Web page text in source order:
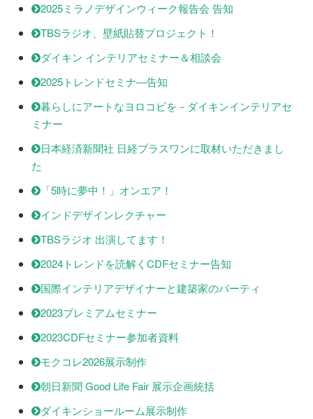
2025ミラノデザインウィーク報告会 告知
TBSラジオ、壁紙貼替プロジェクト！
ダイキン インテリアセミナー＆相談会
2025トレンドセミナ―告知
暮らしにアートなヨロコビを－ダイキンインテリアセ
ミナー
日本経済新聞社 日経プラスワンに取材いただきまし
た
「5時に夢中！」オンエア！
インドデザインレクチャー
TBSラジオ 出演してます！
2024トレンドを読解くCDFセミナー告知
国際インテリアデザイナーと建築家のパーティ
2023プレミアムセミナー
2023CDFセミナー参加者資料
モクコレ2026展示制作
朝日新聞 Good Life Fair 展示企画統括
ダイキンショールーム展示制作